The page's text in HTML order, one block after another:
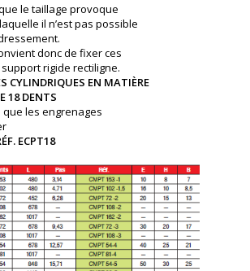
le taillage provoque
il n’est pas possible
donc de fixer ces
rigide rectiligne.
CYLINDRIQUES EN MATIÈRE
18 DENTS
les engrenages
ECPT18